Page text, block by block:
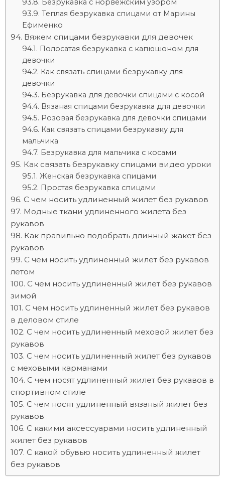
Безрукавка с норвежским узором
Теплая безрукавка спицами от Марины
Ефименко
Вяжем спицами безрукавки для девочек
Полосатая безрукавка с капюшоном для
девочки
Как связать спицами безрукавку для
девочки
Безрукавка для девочки спицами с косой
Вязаная спицами безрукавка для девочки
Розовая безрукавка для девочки спицами
Как связать спицами безрукавку для
мальчика
Безрукавка для мальчика с косами
Как связать безрукавку спицами видео уроки
Женская безрукавка спицами
Простая безрукавка спицами
C чем носить удлиненный жилет без рукавов
Модные ткани удлиненного жилета без
рукавов
Как правильно подобрать длинный жакет без
рукавов
С чем носить удлиненный жилет без рукавов
летом
С чем носить удлиненный жилет без рукавов
зимой
С чем носить удлиненный жилет без рукавов
в деловом стиле
С чем носить удлиненный меховой жилет без
рукавов
С чем носить удлиненный жилет без рукавов
с меховыми карманами
С чем носят удлиненный жилет без рукавов в
спортивном стиле
С чем носят удлиненный вязаный жилет без
рукавов
С какими аксессуарами носить удлиненный
жилет без рукавов
С какой обувью носить удлиненный жилет
без рукавов